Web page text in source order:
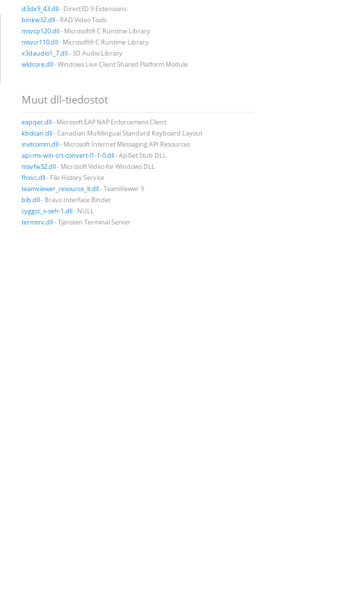
d3dx9_43.dll- Direct3D 9 Extensions
binkw32.dll- RAD Video Tools
msvcp120.dll- Microsoft® C Runtime Library
msvcr110.dll- Microsoft® C Runtime Library
x3daudio1_7.dll- 3D Audio Library
wldcore.dll- Windows Live Client Shared Platform Module
Muut dll-tiedostot
eapqec.dll- Microsoft EAP NAP Enforcement Client
kbdcan.dll- Canadian Multilingual Standard Keyboard Layout
inetcomm.dll- Microsoft Internet Messaging API Resources
api-ms-win-crt-convert-l1-1-0.dll- ApiSet Stub DLL
msvfw32.dll- Microsoft Video for Windows DLL
fhsvc.dll- File History Service
teamviewer_resource_lt.dll- TeamViewer 9
bib.dll- Bravo Interface Binder
cyggcc_s-seh-1.dll- NULL
termsrv.dll- Tjänsten Terminal Server